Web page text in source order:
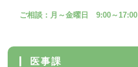
ご相談：月～金曜日 9:00～17:00
医事課